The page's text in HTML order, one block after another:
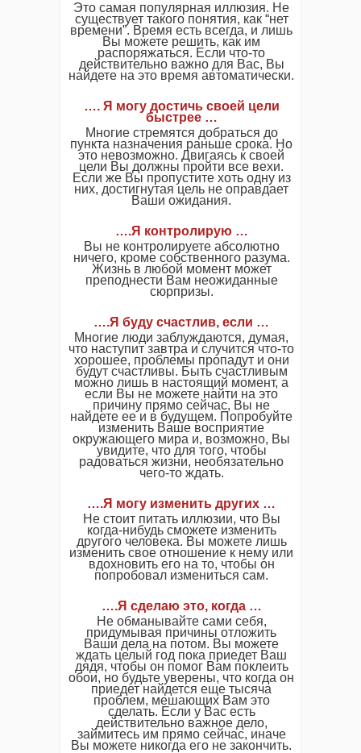
Это самая популярная иллюзия. Не
существует такого понятия, как “нет
времени”. Время есть всегда, и лишь
Вы можете решить, как им
распоряжаться. Если что-то
действительно важно для Вас, Вы
найдете на это время автоматически.
…. Я могу достичь своей цели
быстрее …
Многие стремятся добраться до
пункта назначения раньше срока. Но
это невозможно. Двигаясь к своей
цели Вы должны пройти все вехи.
Если же Вы пропустите хоть одну из
них, достигнутая цель не оправдает
Ваши ожидания.
….Я контролирую …
Вы не контролируете абсолютно
ничего, кроме собственного разума.
Жизнь в любой момент может
преподнести Вам неожиданные
сюрпризы.
….Я буду счастлив, если …
Многие люди заблуждаются, думая,
что наступит завтра и случится что-то
хорошее, проблемы пропадут и они
будут счастливы. Быть счастливым
можно лишь в настоящий момент, а
если Вы не можете найти на это
причину прямо сейчас, Вы не
найдете ее и в будущем. Попробуйте
изменить Ваше восприятие
окружающего мира и, возможно, Вы
увидите, что для того, чтобы
радоваться жизни, необязательно
чего-то ждать.
….Я могу изменить других …
Не стоит питать иллюзии, что Вы
когда-нибудь сможете изменить
другого человека. Вы можете лишь
изменить свое отношение к нему или
вдохновить его на то, чтобы он
попробовал измениться сам.
….Я сделаю это, когда …
Не обманывайте сами себя,
придумывая причины отложить
Ваши дела на потом. Вы можете
ждать целый год пока приедет Ваш
дядя, чтобы он помог Вам поклеить
обои, но будьте уверены, что когда он
приедет найдется еще тысяча
проблем, мешающих Вам это
сделать. Если у Вас есть
действительно важное дело,
займитесь им прямо сейчас, иначе
Вы можете никогда его не закончить.